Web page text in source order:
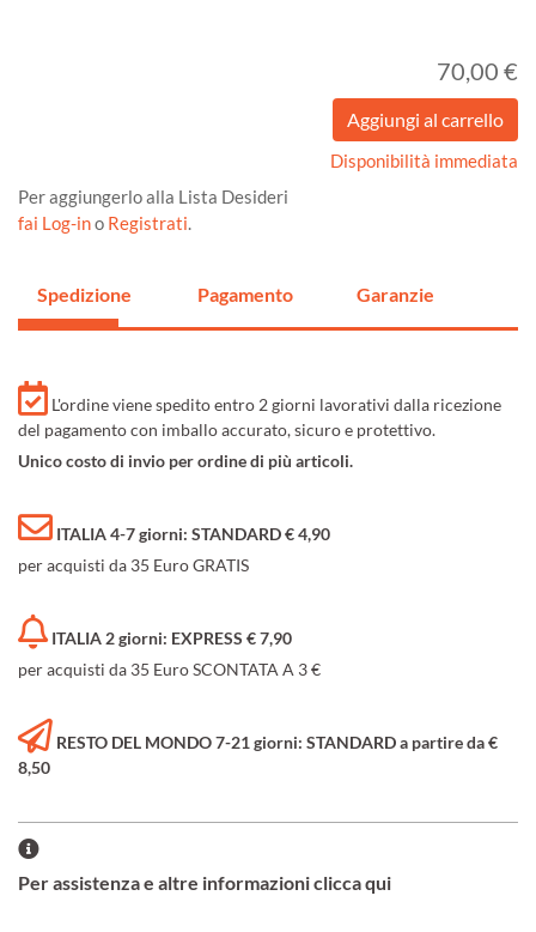
70,00 €
Disponibilità immediata
Per aggiungerlo alla Lista Desideri
fai Log-ino Registrati.
Spedizione Pagamento Garanzie
L'ordine viene spedito entro 2 giorni lavorativi dalla ricezione
del pagamento con imballo accurato, sicuro e protettivo.
Unico costo di invio per ordine di più articoli.
ITALIA 4-7 giorni: STANDARD € 4,90
per acquisti da 35 Euro GRATIS
ITALIA 2 giorni: EXPRESS € 7,90
per acquisti da 35 Euro SCONTATA A 3 €
RESTO DEL MONDO 7-21 giorni: STANDARD a partire da €
8,50
Per assistenza e altre informazioni clicca qui